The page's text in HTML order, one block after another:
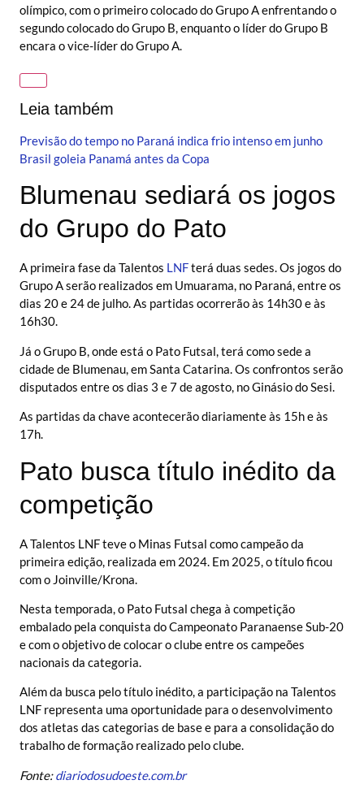
olímpico, com o primeiro colocado do Grupo A enfrentando o
segundo colocado do Grupo B, enquanto o líder do Grupo B
encara o vice-líder do Grupo A.
Leia também
Previsão do tempo no Paraná indica frio intenso em junho
Brasil goleia Panamá antes da Copa
Blumenau sediará os jogos
do Grupo do Pato
A primeira fase da Talentos LNFterá duas sedes. Os jogos do
Grupo A serão realizados em Umuarama, no Paraná, entre os
dias 20 e 24 de julho. As partidas ocorrerão às 14h30 e às
16h30.
Já o Grupo B, onde está o Pato Futsal, terá como sede a
cidade de Blumenau, em Santa Catarina. Os confrontos serão
disputados entre os dias 3 e 7 de agosto, no Ginásio do Sesi.
As partidas da chave acontecerão diariamente às 15h e às
17h.
Pato busca título inédito da
competição
A Talentos LNF teve o Minas Futsal como campeão da
primeira edição, realizada em 2024. Em 2025, o título ficou
com o Joinville/Krona.
Nesta temporada, o Pato Futsal chega à competição
embalado pela conquista do Campeonato Paranaense Sub-20
e com o objetivo de colocar o clube entre os campeões
nacionais da categoria.
Além da busca pelo título inédito, a participação na Talentos
LNF representa uma oportunidade para o desenvolvimento
dos atletas das categorias de base e para a consolidação do
trabalho de formação realizado pelo clube.
Fonte:diariodosudoeste.com.br